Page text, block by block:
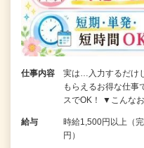
仕事内容
実は…入力するだけ
もらえるお得な仕事
スでOK！ ▼こんな
給与
時給1,500円以上（
円）